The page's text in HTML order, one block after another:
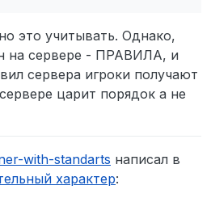
это учитывать. Однако,
на сервере - ПРАВИЛА, и
сервера игроки получают
царит порядок а не
with-standarts написал в
характер: